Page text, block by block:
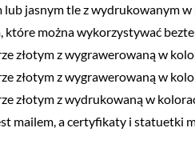
lub jasnym tle z wydrukowanym
można wykorzystywać
złotym z wygrawerowaną w
złotym z wygrawerowaną w
złotym z wydrukowaną w
mailem, a certyfikaty i statuetki